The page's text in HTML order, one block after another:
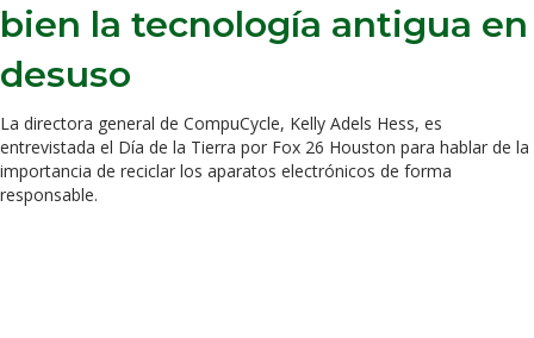
bien la tecnología antigua en
desuso
La directora general de CompuCycle, Kelly Adels Hess, es
entrevistada el Día de la Tierra por Fox 26 Houston para hablar de la
importancia de reciclar los aparatos electrónicos de forma
responsable.